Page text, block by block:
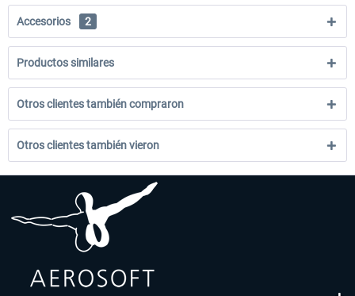
Accesorios 2
Productos similares
Otros clientes también compraron
Otros clientes también vieron